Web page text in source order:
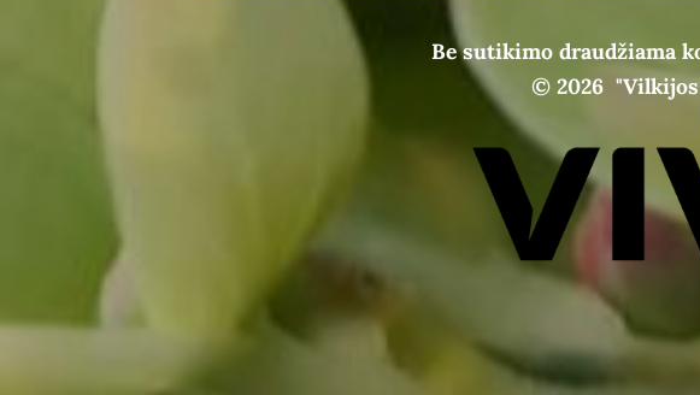
Be sutikimo draudžiama
© 2026 "Vilkijos